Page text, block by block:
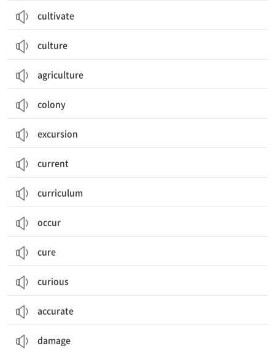
cultivate
culture
agriculture
colony
excursion
current
curriculum
occur
cure
curious
accurate
damage